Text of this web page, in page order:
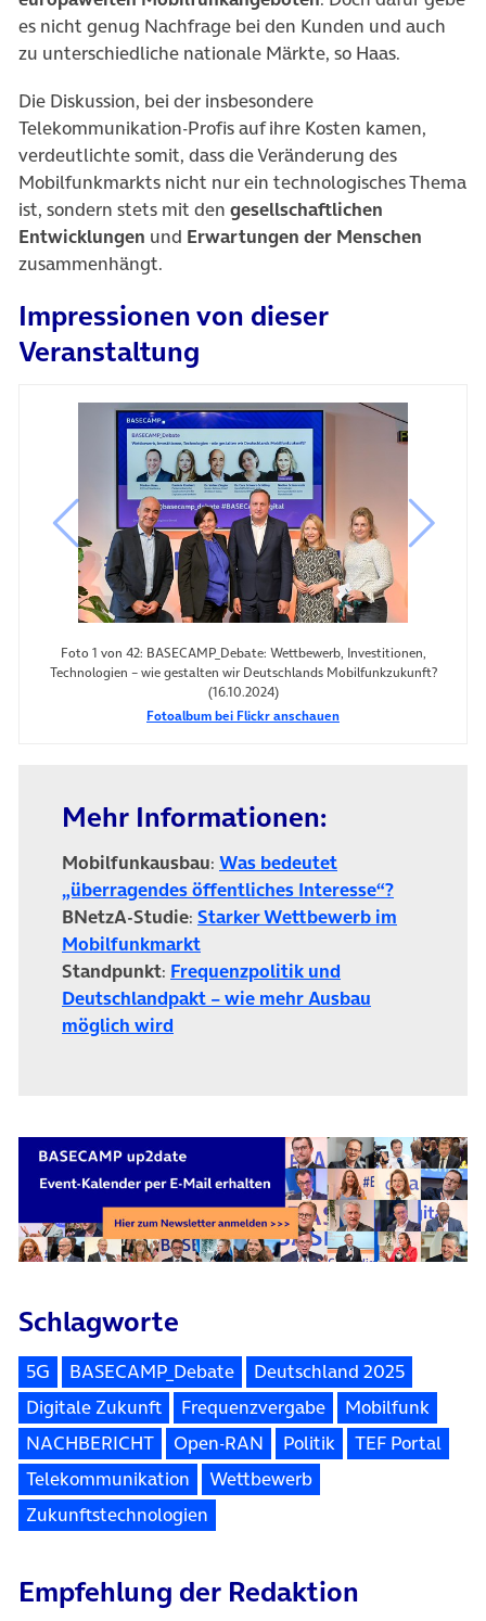
es nicht genug Nachfrage bei den Kunden und auch
zu unterschiedliche nationale Märkte, so Haas.
Die Diskussion, bei der insbesondere
Telekommunikation-Profis auf ihre Kosten kamen,
verdeutlichte somit, dass die Veränderung des
Mobilfunkmarkts nicht nur ein technologisches Thema
ist, sondern stets mit den gesellschaftlichen
Entwicklungen und Erwartungen der Menschen
zusammenhängt.
Impressionen von dieser
Veranstaltung
Foto 1 von 42: BASECAMP_Debate: Wettbewerb, Investitionen,
Technologien – wie gestalten wir Deutschlands Mobilfunkzukunft?
(16.10.2024)
vorheriges Bild
Fotoalbum bei Flickr anschauen
Mehr Informationen:
Mobilfunkausbau: Was bedeutet
„überragendes öffentliches Interesse“?(öffnet in
BNetzA-Studie: Starker Wettbewerb im
Mobilfunkmarkt(öffnet in neuem Tab)
Standpunkt: Frequenzpolitik und
Deutschlandpakt – wie mehr Ausbau
möglich wird
Schlagworte
5G BASECAMP_Debate
Deutschland 2025
Digitale Zukunft
Frequenzvergabe
Mobilfunk
NACHBERICHT
Open-RAN Politik
TEF Portal
Telekommunikation
Wettbewerb
Zukunftstechnologien
Empfehlung der Redaktion